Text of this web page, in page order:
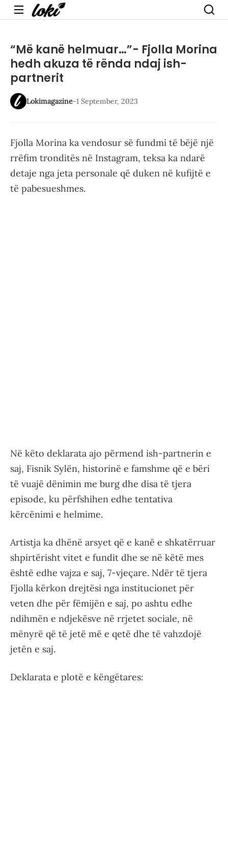
Menu
“Më kanë helmuar…”- Fjolla Morina
hedh akuza të rënda ndaj ish-
partnerit
Lokimagazine-1 September, 2023
Fjolla Morina ka vendosur së fundmi të bëjë një
rrëfim tronditës në Instagram, teksa ka ndarë
detaje nga jeta personale që duken në kufijtë e
të pabesueshmes.
Në këto deklarata ajo përmend ish-partnerin e
saj, Fisnik Sylën, historinë e famshme që e bëri
të vuajë dënimin me burg dhe disa të tjera
episode, ku përfshihen edhe tentativa
kërcënimi e helmime.
Artistja ka dhënë arsyet që e kanë e shkatërruar
shpirtërisht vitet e fundit dhe se në këtë mes
është edhe vajza e saj, 7-vjeçare. Ndër të tjera
Fjolla kërkon drejtësi nga institucionet për
veten dhe për fëmijën e saj, po ashtu edhe
ndihmën e ndjekësve në rrjetet sociale, në
mënyrë që të jetë më e qetë dhe të vahzdojë
jetën e saj.
Deklarata e plotë e këngëtares: